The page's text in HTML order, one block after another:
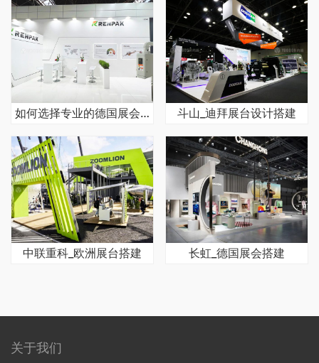
如何选择专业的德国展会搭建公司 斗山_迪拜展台设计搭建
中联重科_欧洲展台搭建 长虹_德国展会搭建
关于我们